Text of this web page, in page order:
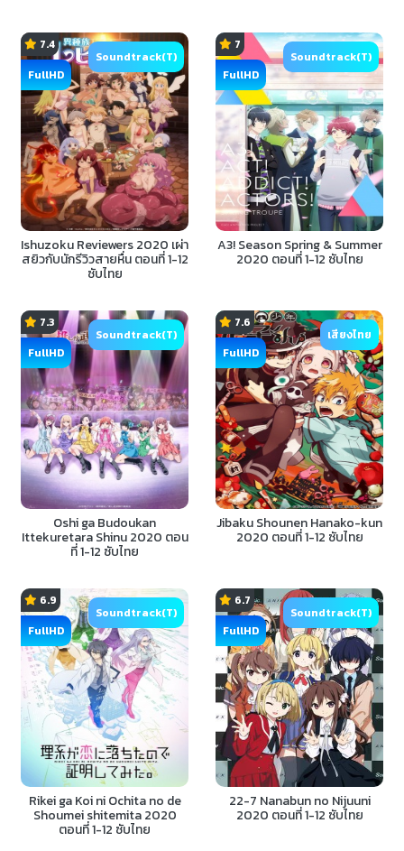
7.4
FullHD
Soundtrack(T)
Ishuzoku Reviewers 2020 เผ่า
สยิวกับนักรีวิวสายหื่น ตอนที่ 1-12
ซับไทย
7
FullHD
Soundtrack(T)
A3! Season Spring & Summer
2020 ตอนที่ 1-12 ซับไทย
7.3
FullHD
Soundtrack(T)
Oshi ga Budoukan
Ittekuretara Shinu 2020 ตอน
ที่ 1-12 ซับไทย
7.6
FullHD
เสียงไทย
Jibaku Shounen Hanako-kun
2020 ตอนที่ 1-12 ซับไทย
6.9
FullHD
Soundtrack(T)
Rikei ga Koi ni Ochita no de
Shoumei shitemita 2020
ตอนที่ 1-12 ซับไทย
6.7
FullHD
Soundtrack(T)
22-7 Nanabun no Nijuuni
2020 ตอนที่ 1-12 ซับไทย